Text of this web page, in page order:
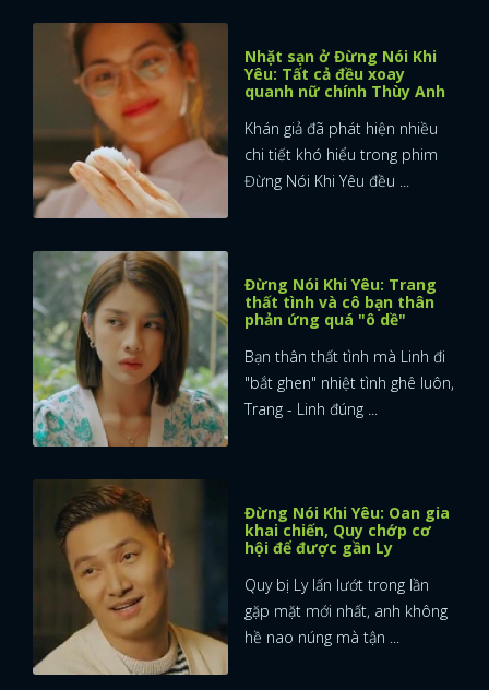
Nhặt sạn ở Đừng Nói Khi
Yêu: Tất cả đều xoay
quanh nữ chính Thùy Anh
Khán giả đã phát hiện nhiều
chi tiết khó hiểu trong phim
Đừng Nói Khi Yêu đều ...
Đừng Nói Khi Yêu: Trang
thất tình và cô bạn thân
phản ứng quá "ô dề"
Bạn thân thất tình mà Linh đi
"bắt ghen" nhiệt tình ghê luôn,
Trang - Linh đúng ...
Đừng Nói Khi Yêu: Oan gia
khai chiến, Quy chớp cơ
hội để được gần Ly
Quy bị Ly lấn lướt trong lần
gặp mặt mới nhất, anh không
hề nao núng mà tận ...